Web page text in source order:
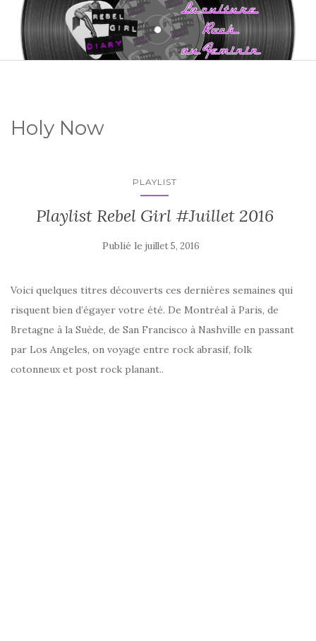
Holy Now
PLAYLIST
Playlist Rebel Girl #Juillet 2016
Publié le juillet 5, 2016
Voici quelques titres découverts ces dernières semaines qui
risquent bien d’égayer votre été. De Montréal à Paris, de
Bretagne à la Suède, de San Francisco à Nashville en passant
par Los Angeles, on voyage entre rock abrasif, folk
cotonneux et post rock planant..